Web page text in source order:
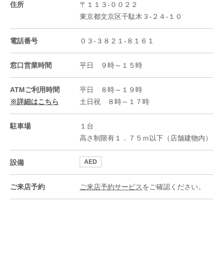
住所
〒１１３-００２２
東京都文京区千駄木３-２４-１０
電話番号 ０３-３８２１-８１６１
窓口営業時間 平日 ９時～１５時
ATMご利用時間
※詳細はこちら
平日 ８時～１９時
土日祝 ８時～１７時
駐車場
１台
高さ制限有１．７５ｍ以下（店舗建物内）
設備 AED
ご来店予約 ご来店予約サービスをご確認ください。